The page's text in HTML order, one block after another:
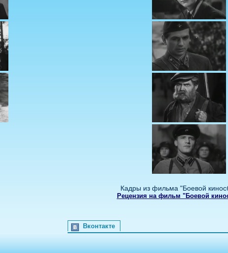
Кадры из фильма "Боевой
Рецензия на фильм "Боевой
Вконтакте